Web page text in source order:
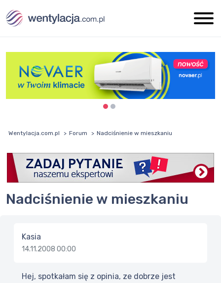
Wentylacja.com.pl Forum Nadciśnienie w mieszkaniu
Nadciśnienie w mieszkaniu
Kasia
14.11.2008 00:00
Hej, spotkałam się z opinia, ze dobrze jest